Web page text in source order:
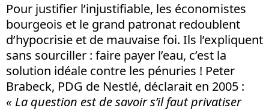
Pour justifier l’injustifiable, les économistes
bourgeois et le grand patronat redoublent
d’hypocrisie et de mauvaise foi. Ils l’expliquent
sans sourciller : faire payer l’eau, c’est la
solution idéale contre les pénuries ! Peter
Brabeck, PDG de Nestlé, déclarait en 2005 :
« La question est de savoir s’il faut privatiser